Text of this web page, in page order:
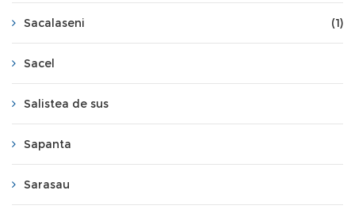
Sacalaseni (1)
Sacel
Salistea de sus
Sapanta
Sarasau